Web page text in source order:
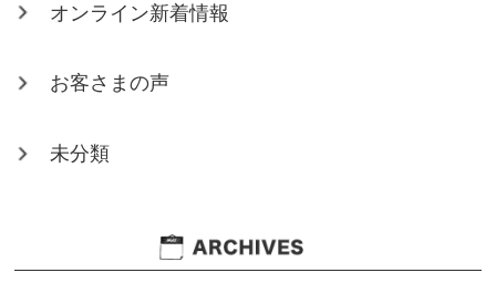
オンライン新着情報
お客さまの声
未分類